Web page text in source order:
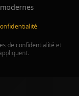
de confidentialité et